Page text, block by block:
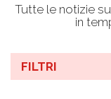
Tutte le notizie su
in
FILTRI